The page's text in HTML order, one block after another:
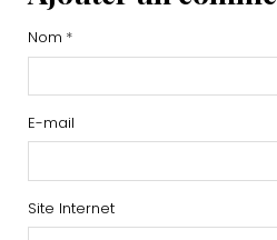
Nom
E-mail
Site Internet